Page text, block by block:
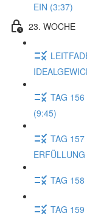
EIN (3:37)
23. WOCHE
TAG 156
(9:45)
TAG 157
TAG
TAG